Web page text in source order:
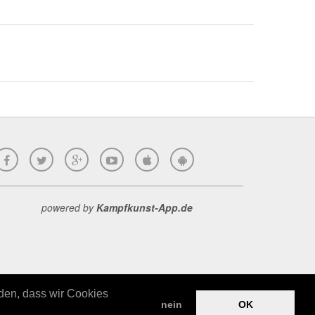
dass wir Cookies
nein OK
powered byKampfkunst-App.de